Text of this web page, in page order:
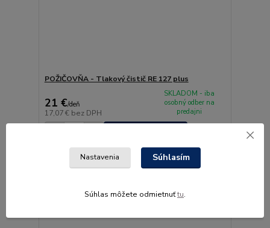
POŽIČOVŇA - Tlakový čistič RE 127 plus
21 €/deň
17,07 € bez DPH
SKLADOM - iba
osobný odber na
predajni
Nastavenia Súhlasím
Súhlas môžete odmietnuťtu.